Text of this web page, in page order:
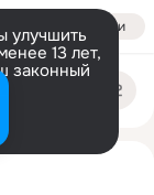
Войти
улучшить
13 лет,
законный